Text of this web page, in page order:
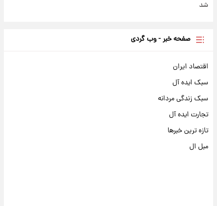
شد
صفحه خبر - وب گردی
اقتصاد ایران
سبک ایده آل
سبک زندگی مردانه
تجارت ایده آل
تازه ترین خبرها
مبل ال